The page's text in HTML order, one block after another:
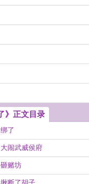
》正文目录
了
闹武威侯府
赌坊